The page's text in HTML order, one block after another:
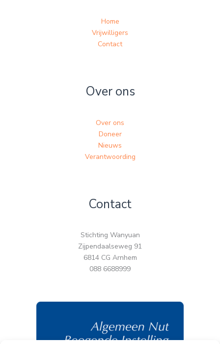
Home
Vrijwilligers
Contact
Over ons
Over ons
Doneer
Nieuws
Verantwoording
Contact
Stichting Wanyuan
Zijpendaalseweg 91
6814 CG Arnhem
088 6688999